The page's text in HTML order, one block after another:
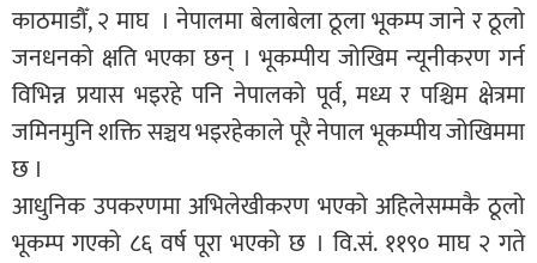
काठमाडौँ, २ माघ । नेपालमा बेलाबेला ठूला भूकम्प जाने र ठूलो
जनधनको क्षति भएका छन् । भूकम्पीय जोखिम न्यूनीकरण गर्न
विभिन्न प्रयास भइरहे पनि नेपालको पूर्व, मध्य र पश्चिम क्षेत्रमा
जमिनमुनि शक्ति सञ्चय भइरहेकाले पूरै नेपाल भूकम्पीय जोखिममा
छ ।
आधुनिक उपकरणमा अभिलेखीकरण भएको अहिलेसम्मकै ठूलो
भूकम्प गएको ८६ वर्ष पूरा भएको छ । वि.सं. ११९० माघ २ गते